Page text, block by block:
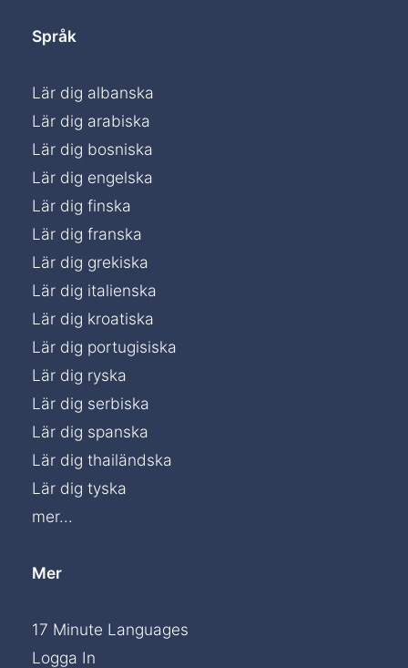
Språk
Lär dig albanska
Lär dig arabiska
Lär dig bosniska
Lär dig engelska
Lär dig finska
Lär dig franska
Lär dig grekiska
Lär dig italienska
Lär dig kroatiska
Lär dig portugisiska
Lär dig ryska
Lär dig serbiska
Lär dig spanska
Lär dig thailändska
Lär dig tyska
mer...
Mer
17 Minute Languages
Logga In